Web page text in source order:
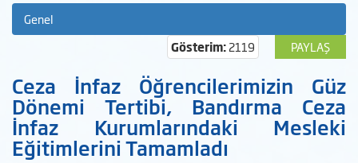
Genel
PAYLAŞ
Gösterim:2119
Ceza İnfaz Öğrencilerimizin Güz
Dönemi Tertibi, Bandırma Ceza
İnfaz Kurumlarındaki Mesleki
Eğitimlerini Tamamladı